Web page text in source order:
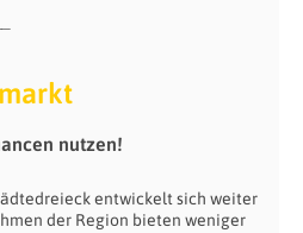
nutzen!
entwickelt sich weiter
der Region bieten weniger